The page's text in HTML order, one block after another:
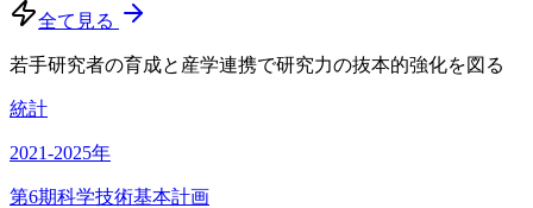
全て見る
若手研究者の育成と産学連携で研究力の抜本的強化を図る
統計
2021-2025年
第6期科学技術基本計画